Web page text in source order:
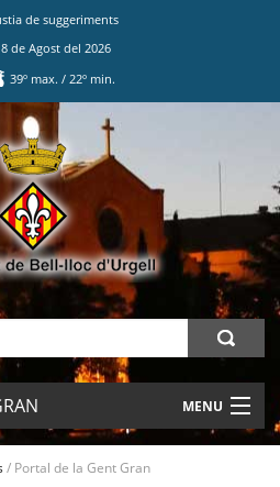
de suggeriments
8de Agostdel 2026
39º max./ 22º min.
MENU
/ Portal de la Gent Gran